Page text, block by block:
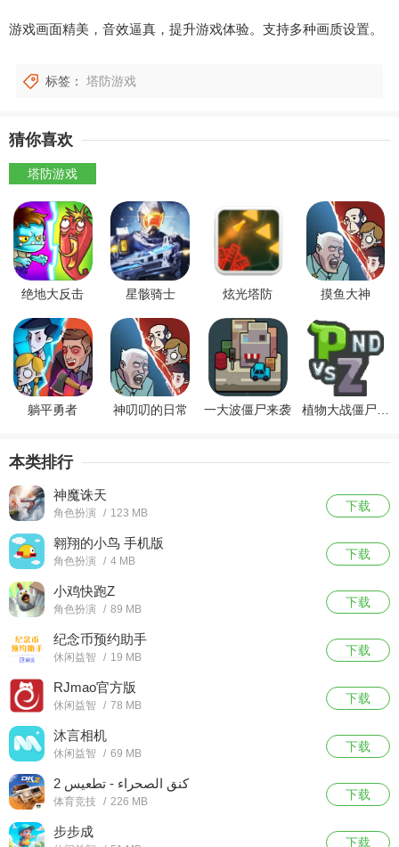
游戏画面精美，音效逼真，提升游戏体验。支持多种画质设置。
标签： 塔防游戏
猜你喜欢
塔防游戏
绝地大反击 星骸骑士 炫光塔防 摸鱼大神
躺平勇者 神叨叨的日常 一大波僵尸来袭 植物大战僵尸1经典怀旧版
本类排行
神魔诛天
角色扮演 / 123 MB 下载
翱翔的小鸟 手机版
角色扮演 / 4 MB 下载
小鸡快跑Z
角色扮演 / 89 MB 下载
纪念币预约助手
休闲益智 / 19 MB 下载
RJmao官方版
休闲益智 / 78 MB 下载
沐言相机
休闲益智 / 69 MB 下载
كنق الصحراء - تطعيس 2
体育竞技 / 226 MB 下载
步步成
下载